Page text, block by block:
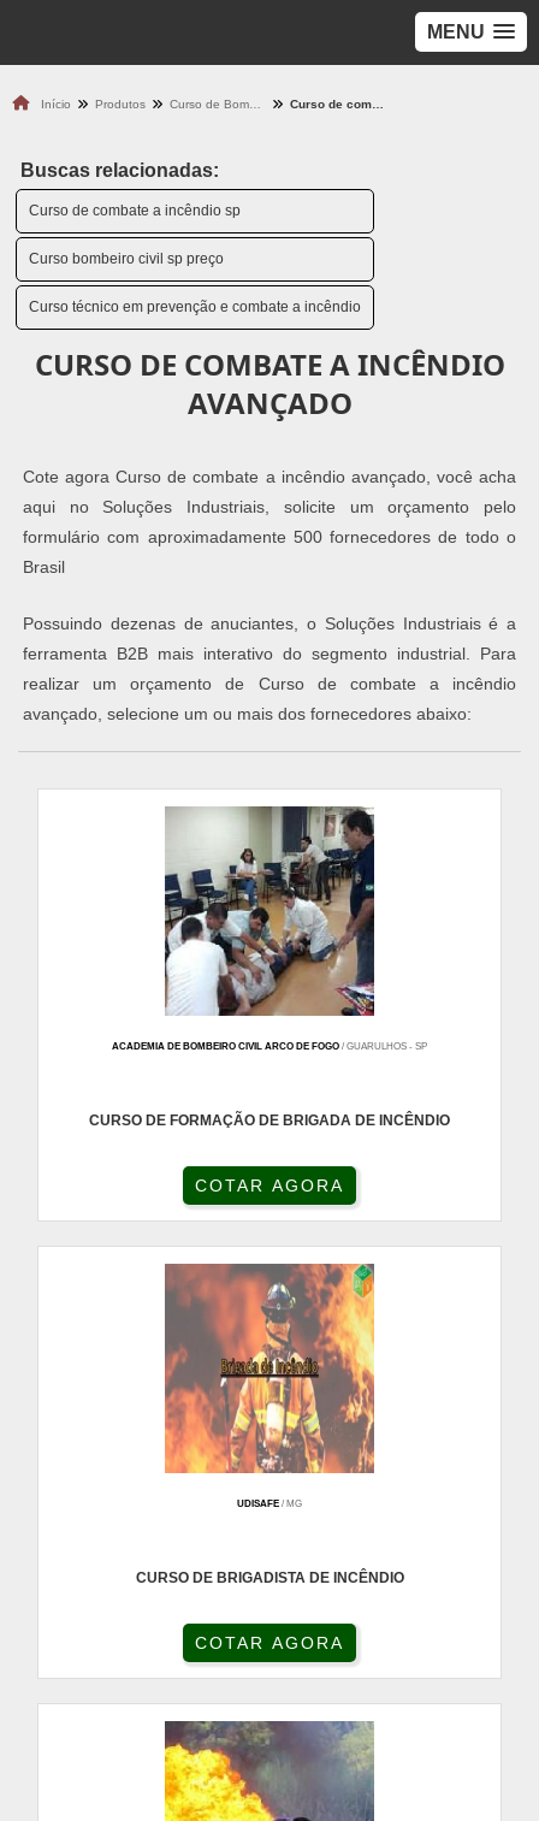
MENU
Início Produtos
Buscas relacionadas:
Curso de combate a incêndio sp
Curso bombeiro civil sp preço
Curso técnico em prevenção e combate a incêndio
CURSO DE COMBATE A INCÊNDIO
AVANÇADO
Cote agora Curso de combate a incêndio avançado, você acha
aqui no Soluções Industriais, solicite um orçamento pelo
formulário com aproximadamente 500 fornecedores de todo o
Brasil
Possuindo dezenas de anuciantes, o Soluções Industriais é a
ferramenta B2B mais interativo do segmento industrial. Para
realizar um orçamento de Curso de combate a incêndio
avançado, selecione um ou mais dos fornecedores abaixo:
ACADEMIA DE BOMBEIRO CIVIL ARCO DE FOGO / GUARULHOS - SP
CURSO DE FORMAÇÃO DE BRIGADA DE INCÊNDIO
COTAR AGORA
UDISAFE / MG
CURSO DE BRIGADISTA DE INCÊNDIO
COTAR AGORA